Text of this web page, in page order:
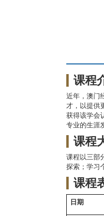
课程
近年，澳门
才，以提供
获得该学会
专业的生涯
课程
课程以三部
探索；学习
课程
日期